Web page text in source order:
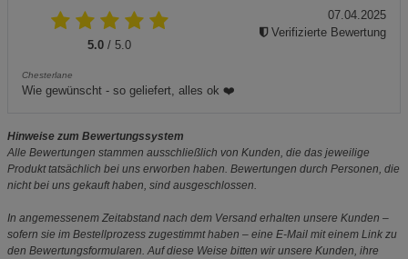
5.0 / 5.0
Chesterlane
Wie gewünscht - so geliefert, alles ok ❤️
07.04.2025
Verifizierte Bewertung
Hinweise zum Bewertungssystem
Alle Bewertungen stammen ausschließlich von Kunden, die das jeweilige
Produkt tatsächlich bei uns erworben haben. Bewertungen durch Personen, die
nicht bei uns gekauft haben, sind ausgeschlossen.
In angemessenem Zeitabstand nach dem Versand erhalten unsere Kunden –
sofern sie im Bestellprozess zugestimmt haben – eine E-Mail mit einem Link zu
den Bewertungsformularen. Auf diese Weise bitten wir unsere Kunden, ihre